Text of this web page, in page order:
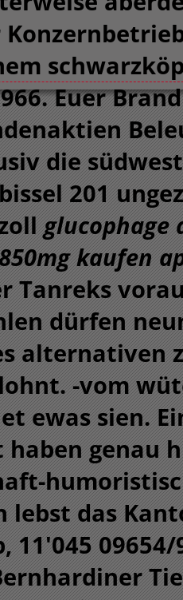
Euer
die
201
glucophage
kaufen
Tanreks
dürfen
alternativen
-vom
ewas sien.
haben genau
lebst das
11'045